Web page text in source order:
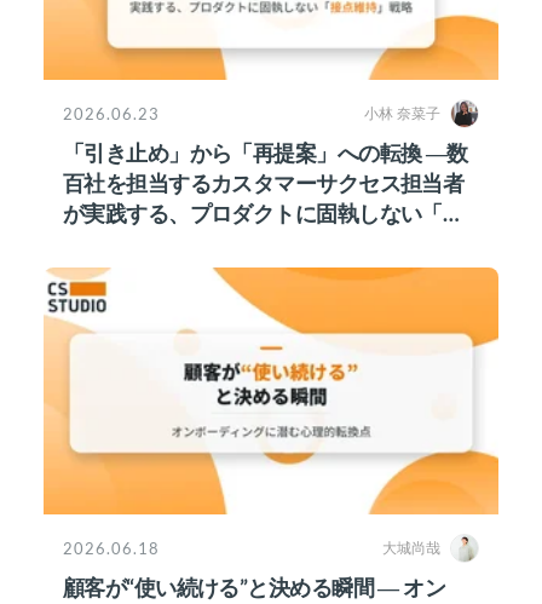
2026.06.23 小林 奈菜子
「引き止め」から「再提案」への転換 ―数
百社を担当するカスタマーサクセス担当者
が実践する、プロダクトに固執しない「接
2026.06.18 大城尚哉
顧客が“使い続ける”と決める瞬間 ― オン